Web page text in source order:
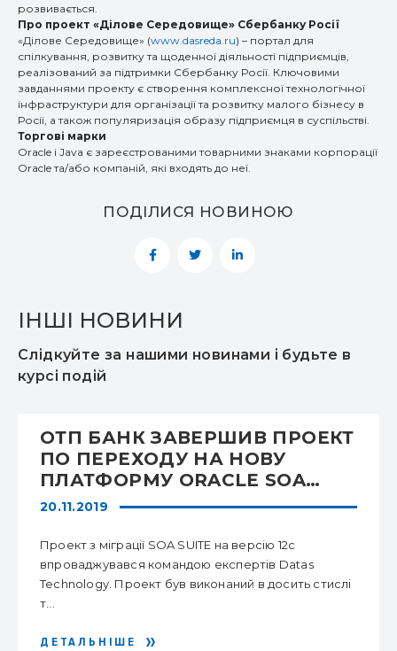
розвивається.
Про проект «Ділове Середовище» Сбербанку Росії
«Ділове Середовище» (www.dasreda.ru) – портал для
спілкування, розвитку та щоденної діяльності підприємців,
реалізований за підтримки Сбербанку Росії. Ключовими
завданнями проекту є створення комплексної технологічної
інфраструктури для організації та розвитку малого бізнесу в
Росії, а також популяризація образу підприємця в суспільстві.
Торгові марки
Oracle і Java є зареєстрованими товарними знаками корпорації
Oracle та/або компаній, які входять до неї.
ПОДІЛИСЯ НОВИНОЮ
ІНШІ НОВИНИ
Слідкуйте за нашими новинами і будьте в
курсі подій
20.11.2019
ОТП БАНК ЗАВЕРШИВ ПРОЕКТ
ПО ПЕРЕХОДУ НА НОВУ
ПЛАТФОРМУ ORACLE SOA
SUITE
Проект з міграції SOA SUITE на версію 12с
впроваджувався командою експертів Datas
Technology. Проект був виконаний в досить стислі
т...
ДЕТАЛЬНІШЕ